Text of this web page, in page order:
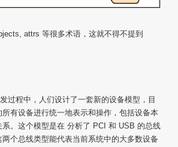
attrs 等很多术语，这就不得不提到
过程中，人们设计了一套新的设备模型，目
有设备进行统一地表示和操作，包括设备本
。这个模型是在 分析了 PCI 和 USB 的总线
个总线类型能代表当前系统中的大多数设备